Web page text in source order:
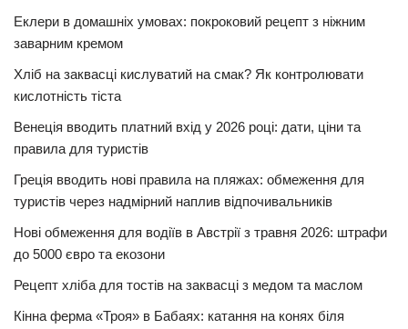
Еклери в домашніх умовах: покроковий рецепт з ніжним
заварним кремом
Хліб на заквасці кислуватий на смак? Як контролювати
кислотність тіста
Венеція вводить платний вхід у 2026 році: дати, ціни та
правила для туристів
Греція вводить нові правила на пляжах: обмеження для
туристів через надмірний наплив відпочивальників
Нові обмеження для водіїв в Австрії з травня 2026: штрафи
до 5000 євро та екозони
Рецепт хліба для тостів на заквасці з медом та маслом
Кінна ферма «Троя» в Бабаях: катання на конях біля